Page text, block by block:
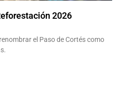
2026
el Paso de Cortés como